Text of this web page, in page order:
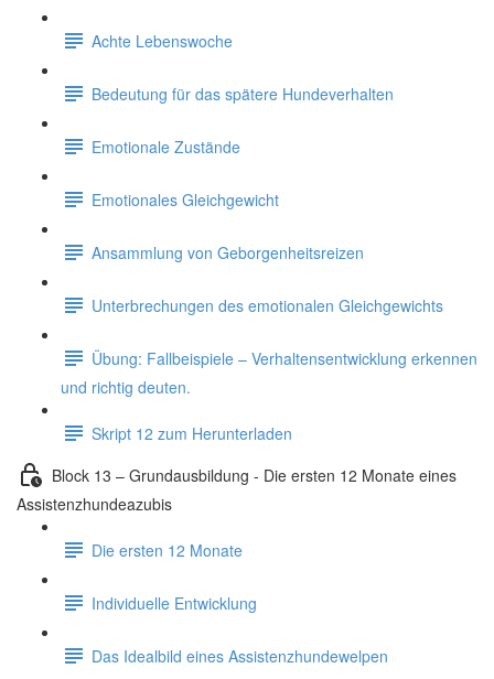
Achte Lebenswoche
Bedeutung für das spätere Hundeverhalten
Emotionale Zustände
Emotionales Gleichgewicht
Ansammlung von Geborgenheitsreizen
Unterbrechungen des emotionalen Gleichgewichts
Übung: Fallbeispiele – Verhaltensentwicklung erkennen
und richtig deuten.
Skript 12 zum Herunterladen
Block 13 – Grundausbildung - Die ersten 12 Monate eines
Assistenzhundeazubis
Die ersten 12 Monate
Individuelle Entwicklung
Das Idealbild eines Assistenzhundewelpen